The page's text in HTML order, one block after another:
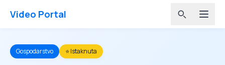
Video Portal
Gospodarstvo ⭐ Istaknuta